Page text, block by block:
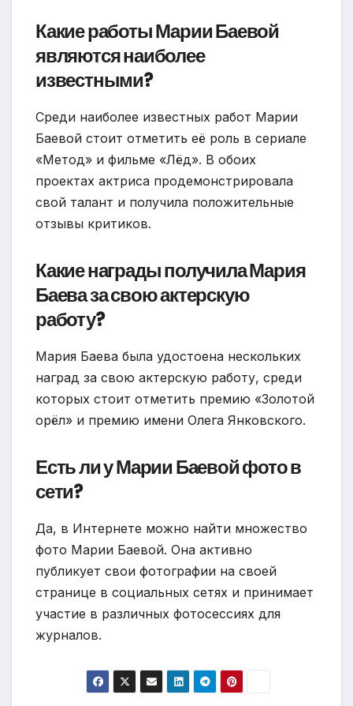
Какие работы Марии Баевой
являются наиболее
известными?
Среди наиболее известных работ Марии
Баевой стоит отметить её роль в сериале
«Метод» и фильме «Лёд». В обоих
проектах актриса продемонстрировала
свой талант и получила положительные
отзывы критиков.
Какие награды получила Мария
Баева за свою актерскую
работу?
Мария Баева была удостоена нескольких
наград за свою актерскую работу, среди
которых стоит отметить премию «Золотой
орёл» и премию имени Олега Янковского.
Есть ли у Марии Баевой фото в
сети?
Да, в Интернете можно найти множество
фото Марии Баевой. Она активно
публикует свои фотографии на своей
странице в социальных сетях и принимает
участие в различных фотосессиях для
журналов.